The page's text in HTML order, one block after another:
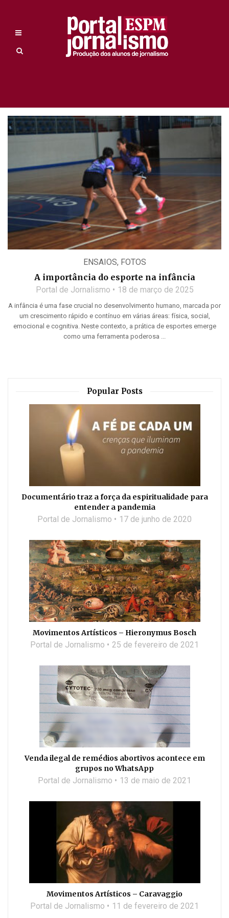
ENSAIOS, FOTOS
A importância do esporte na infância
Portal de Jornalismo 18 de março de 2025
A infância é uma fase crucial no desenvolvimento humano, marcada por
um crescimento rápido e contínuo em várias áreas: física, social,
emocional e cognitiva. Neste contexto, a prática de esportes emerge
como uma ferramenta poderosa ...
Popular Posts
Documentário traz a força da espiritualidade para
entender a pandemia
Portal de Jornalismo 17 de junho de 2020
Movimentos Artísticos – Hieronymus Bosch
Portal de Jornalismo 25 de fevereiro de 2021
Venda ilegal de remédios abortivos acontece em
grupos no WhatsApp
Portal de Jornalismo 13 de maio de 2021
Movimentos Artísticos – Caravaggio
Portal de Jornalismo 11 de fevereiro de 2021